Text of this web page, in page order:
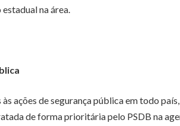
na área.
ações de segurança pública em todo
de forma prioritária pelo PSDB na